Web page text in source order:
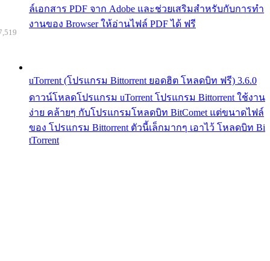
ล์เอกสาร PDF จาก Adobe และช่วยเสริมสำหรับกับการทำ
งานของ Browser ให้อ่านไฟล์ PDF ได้ ฟรี
uTorrent (โปรแกรม Bittorrent ยอดฮิต โหลดบิท ฟรี) 3.6.0
ดาวน์โหลดโปรแกรม uTorrent โปรแกรม Bittorrent ใช้งาน
ง่าย คล้ายๆ กับโปรแกรมโหลดบิท BitComet แต่ขนาดไฟล์
ของ โปรแกรม Bittorrent ตัวนี้เล็กมากๆ เอาไว้ โหลดบิท Bi
tTorrent